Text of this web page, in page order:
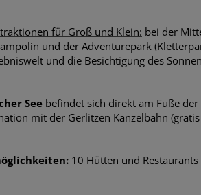
für Groß und Klein: bei der
und der Adventurepark
und die Besichtigung des
See befindet sich direkt am Fuße
mit der Gerlitzen Kanzelbahn
10 Hütten und